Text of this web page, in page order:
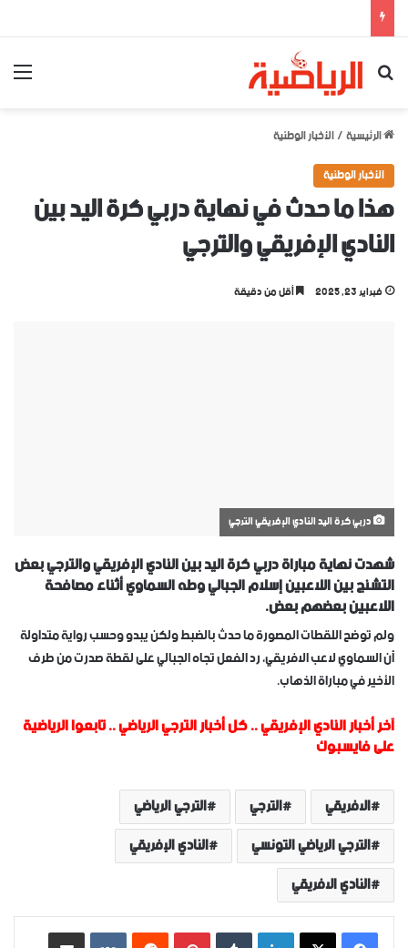
بحث عن
الرئيسية/الأخبار الوطنية
الأخبار الوطنية
هذا ما حدث في نهاية دربي كرة اليد بين
النادي الإفريقي والترجي
فبراير 23, 2025 أقل من دقيقة
دربي كرة اليد النادي الإفريقي الترجي
شهدت نهاية مباراة دربي كرة اليد بين النادي الإفريقي والترجي بعض
التشنج بين اللاعبين إسلام الجبالي وطه السماوي أثناء مصافحة
اللاعبين بعضهم بعض.
ولم توضح اللقطات المصورة ما حدث بالضبط ولكن يبدو وحسب رواية متداولة
أن السماوي لاعب الافريقي، رد الفعل تجاه الجبالي على لقطة صدرت من طرف
الأخير في مباراة الذهاب.
آخر أخبار النادي الإفريقي..كل أخبار الترجي الرياضي..تابعوا الرياضية
على فايسبوك
الافريقي الترجي
الترجي الرياضي
الترجي الرياضي التونسي
النادي الإفريقي
النادي الافريقي
لينكدإن بينتيريست ‏VKontakte